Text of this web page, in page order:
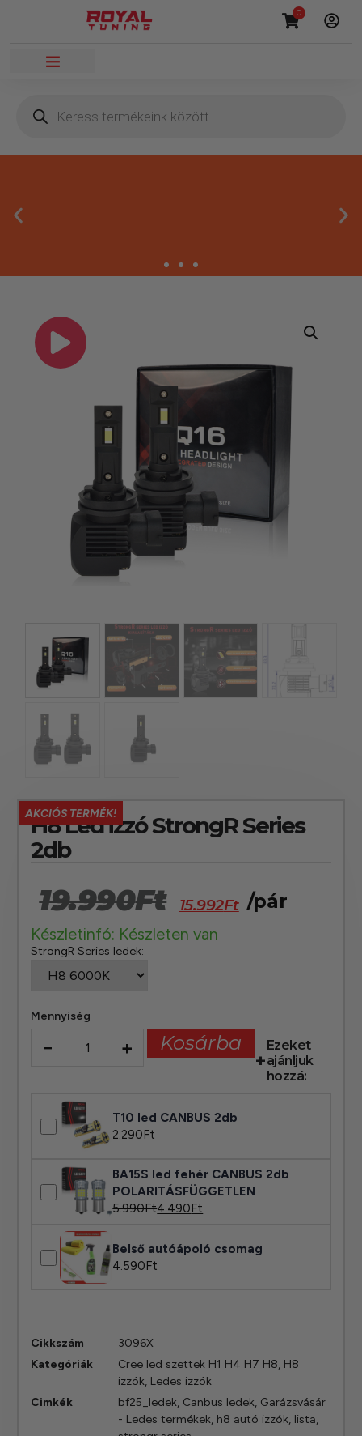
0
Gyors rendelésfeldolgozással segítünk, hogy hamar
kézhez kapd a csomagod.
AKCIÓS TERMÉK!
H8 Led izzó StrongR Series
2db
19.990Ft 15.992Ft /pár
Készletinfó: Készleten van
StrongR Series ledek:
Mennyiség
− + Kosárba
Ezeket
ajánljuk
hozzá:
T10 led CANBUS 2db
2.290Ft
BA15S led fehér CANBUS 2db
POLARITÁSFÜGGETLEN
5.990Ft4.490Ft
Belső autóápoló csomag
4.590Ft
Cikkszám
3096X
Kategóriák
Cree led szettek H1 H4 H7 H8, H8
izzók, Ledes izzók
Cimkék
bf25_ledek, Canbus ledek, Garázsvásár
- Ledes termékek, h8 autó izzók, lista,